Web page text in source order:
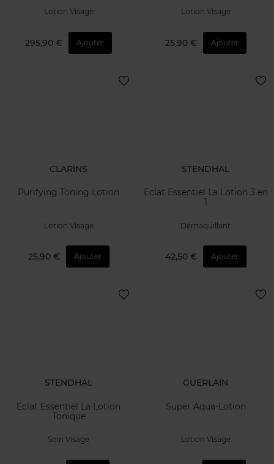
Lotion Visage
295,90 € Ajouter
Lotion Visage
25,90 € Ajouter
CLARINS
Purifying Toning Lotion
Lotion Visage
25,90 € Ajouter
STENDHAL
Eclat Essentiel La Lotion 3 en
1
Démaquillant
42,50 € Ajouter
STENDHAL
Eclat Essentiel La Lotion
Tonique
Soin Visage
GUERLAIN
Super Aqua-Lotion
Lotion Visage